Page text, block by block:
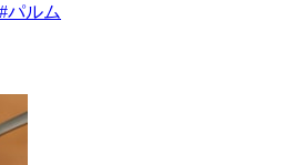
#パルム